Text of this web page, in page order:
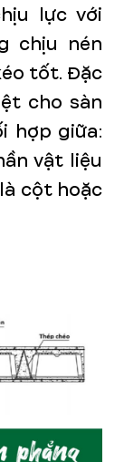
lực với
chịu nén
tốt. Đặc
cho sàn
hợp giữa:
vật liệu
cột hoặc